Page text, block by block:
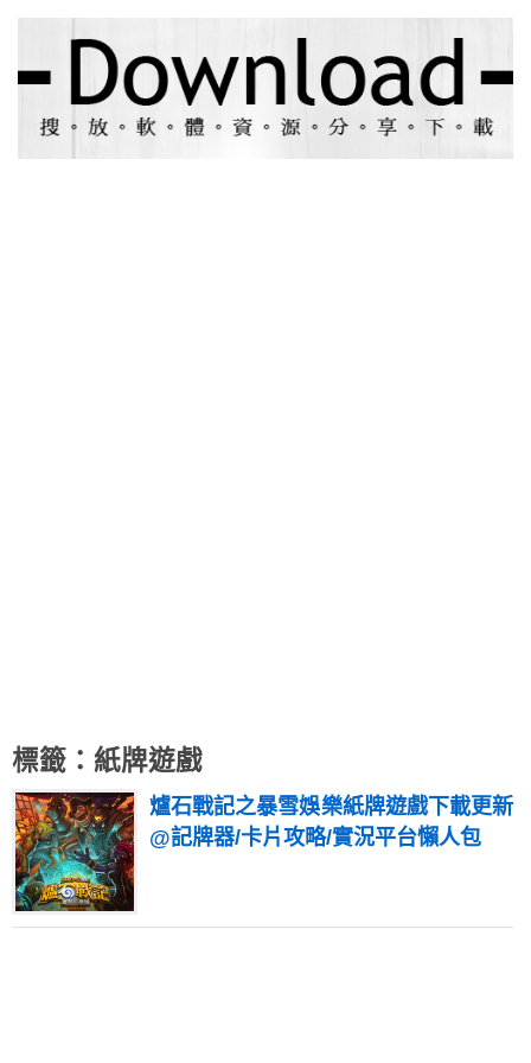
標籤：紙牌遊戲
爐石戰記之暴雪娛樂紙牌遊戲下載更新
@記牌器/卡片攻略/實況平台懶人包